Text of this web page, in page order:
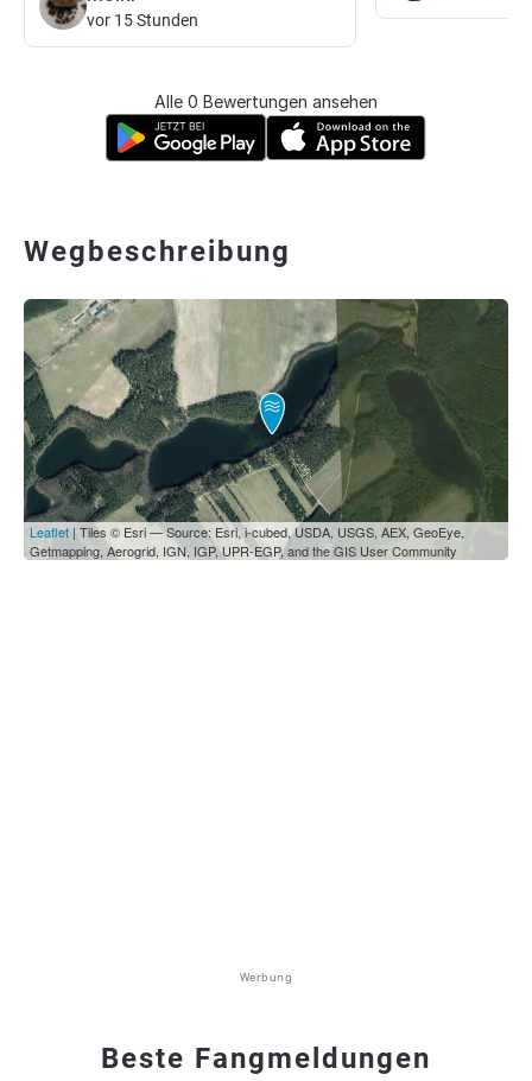
vor 15 Stunden
Alle 0 Bewertungen ansehen
Wegbeschreibung
Leaflet | Tiles © Esri — Source: Esri, i-cubed, USDA, USGS, AEX, GeoEye,
Getmapping, Aerogrid, IGN, IGP, UPR-EGP, and the GIS User Community
Werbung
Beste Fangmeldungen